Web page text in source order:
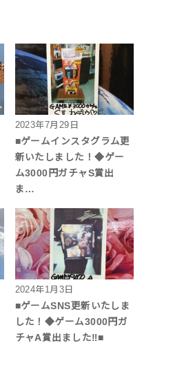
2023年7月29日
■ゲームインスタグラム更
新いたしました！◆ゲー
ム3000円ガチャS賞出
ま…
2024年1月3日
■ゲームSNS更新いたしま
した！◆ゲーム3000円ガ
チャA賞出ました‼︎■